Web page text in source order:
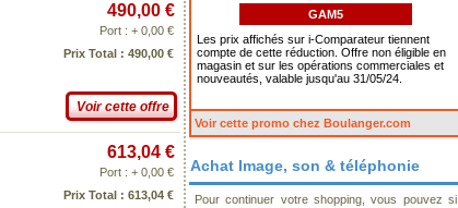
490,00 €
Port : + 0,00 €
Prix Total : 490,00 €
Voir cette offre
613,04 €
Port : + 0,00 €
Prix Total : 613,04 €
GAM5
Les prix affichés sur i-Comparateur tiennent
compte de cette réduction. Offre non éligible en
magasin et sur les opérations commerciales et
nouveautés, valable jusqu'au 31/05/24.
Voir cette promo chez Boulanger.com
Achat Image, son & téléphonie
Pour continuer votre shopping, vous pouvez si